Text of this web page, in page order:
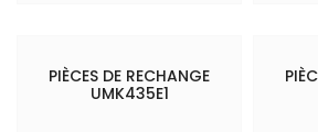
PIÈCES DE RECHANGE
UMK435E1